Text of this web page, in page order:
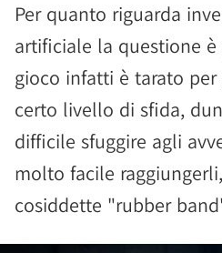
Per quanto riguarda
artificiale la questione
gioco infatti è tarato
certo livello di sfida,
difficile sfuggire agli
molto facile
cosiddette "rubber